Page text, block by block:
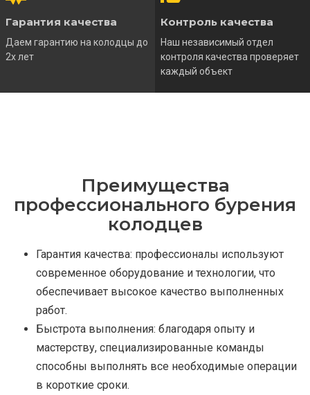
Гарантия качества
Даем гарантию на колодцы до
2х лет
Контроль качества
Наш независимый отдел
контроля качества проверяет
каждый объект
Преимущества
профессионального бурения
колодцев
Гарантия качества: профессионалы используют
современное оборудование и технологии, что
обеспечивает высокое качество выполненных
работ.
Быстрота выполнения: благодаря опыту и
мастерству, специализированные команды
способны выполнять все необходимые операции
в короткие сроки.